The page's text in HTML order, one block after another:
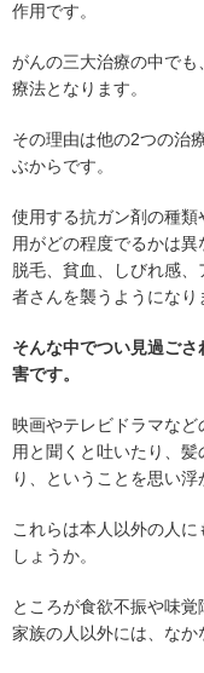
作用です。
がんの三大治療の中で
療法となります。
その理由は他の2つの治
ぶからです。
使用する抗ガン剤の種
用がどの程度でるかは異
脱毛、貧血、しびれ感
者さんを襲うようになり
そんな中でつい見過ご
害です。
映画やテレビドラマな
用と聞くと吐いたり、
り、ということを思い浮
これらは本人以外の人
しょうか。
ところが食欲不振や味
家族の人以外には、なか